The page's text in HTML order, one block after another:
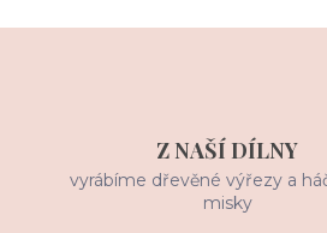
Z NAŠÍ DÍLNY
vyrábíme dřevěné výřezy a
misky